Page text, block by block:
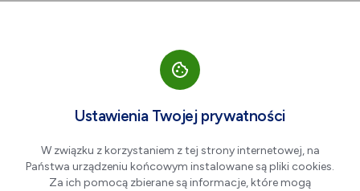
KWOTOWA
Zniżka na bilety wstępu do
Muzeum Czartoryskich
Ustawienia Twojej prywatności
W związku z korzystaniem z tej strony internetowej, na
Państwa urządzeniu końcowym instalowane są pliki cookies.
Za ich pomocą zbierane są informacje, które mogą